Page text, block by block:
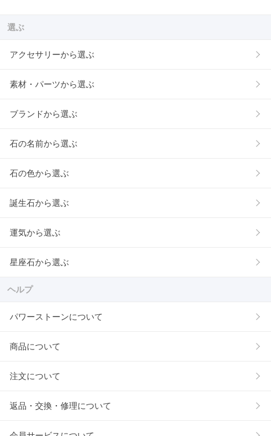
選ぶ
アクセサリーから選ぶ
素材・パーツから選ぶ
ブランドから選ぶ
石の名前から選ぶ
石の色から選ぶ
誕生石から選ぶ
運気から選ぶ
星座石から選ぶ
ヘルプ
パワーストーンについて
商品について
注文について
返品・交換・修理について